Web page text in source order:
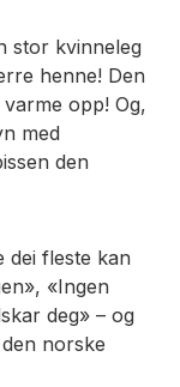
stor kvinneleg
henne! Den
varme opp! Og,
med
den
dei fleste kan
«Ingen
deg» – og
norske